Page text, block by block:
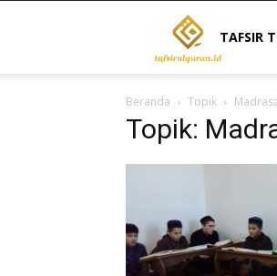
Tafsir
Al
|
TAFSIR
Beranda Topik
Topik: